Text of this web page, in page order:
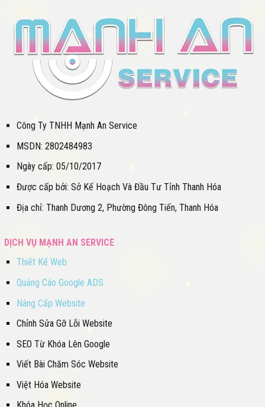
Công Ty TNHH Mạnh An Service
MSDN: 2802484983
Ngày cấp: 05/10/2017
Được cấp bởi: Sở Kế Hoạch Và Đầu Tư Tỉnh Thanh Hóa
Địa chỉ: Thanh Dương 2, Phường Đông Tiến, Thanh Hóa
DỊCH VỤ MẠNH AN SERVICE
Thiết Kế Web
Quảng Cáo Google ADS
Nâng Cấp Website
Chỉnh Sửa Gỡ Lỗi Website
SEO Từ Khóa Lên Google
Viết Bài Chăm Sóc Website
Việt Hóa Website